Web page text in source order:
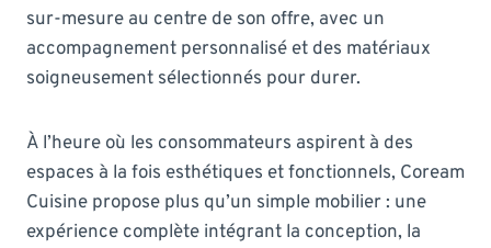
sur-mesure au centre de son offre, avec un
accompagnement personnalisé et des matériaux
soigneusement sélectionnés pour durer.
À l’heure où les consommateurs aspirent à des
espaces à la fois esthétiques et fonctionnels, Coream
Cuisine propose plus qu’un simple mobilier : une
expérience complète intégrant la conception, la